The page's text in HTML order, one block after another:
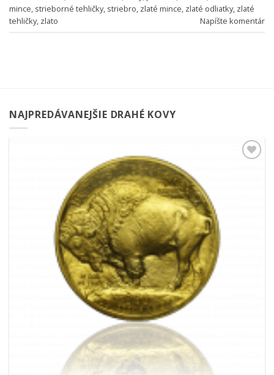
mince, strieborné tehličky, striebro, zlaté mince, zlaté odliatky, zlaté
tehličky, zlato Napíšte komentár
NAJPREDÁVANEJŠIE DRAHÉ KOVY